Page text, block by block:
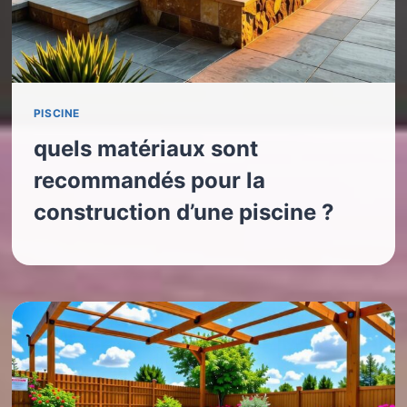
PISCINE
quels matériaux sont
recommandés pour la
construction d’une piscine ?